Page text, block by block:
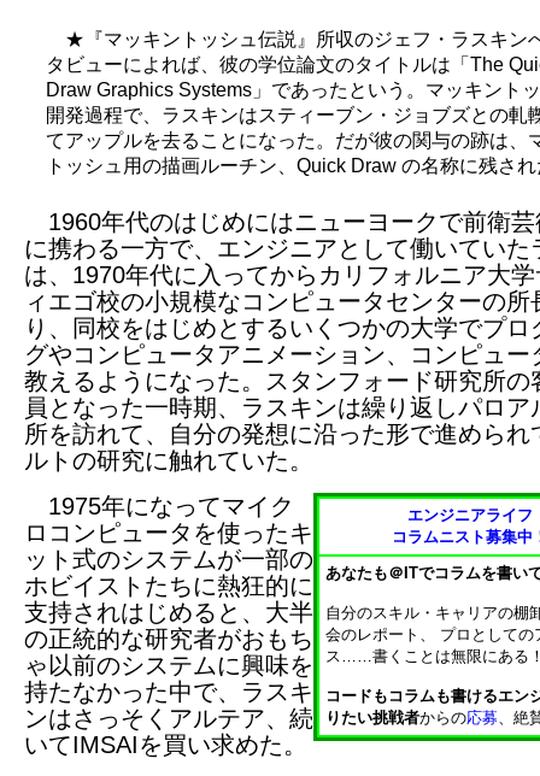
★『マッキントッシュ伝説』所収のジェフ・ラスキン
タビューによれば、彼の学位論文のタイトルは「The
Draw Graphics Systems」であったという。マッキント
開発過程で、ラスキンはスティーブン・ジョブズとの軋
てアップルを去ることになった。だが彼の関与の跡は、
トッシュ用の描画ルーチン、Quick Draw の名称に残さ
1960年代のはじめにはニューヨークで前衛芸
に携わる一方で、エンジニアとして働いていた
は、1970年代に入ってからカリフォルニア大
ィエゴ校の小規模なコンピュータセンターの所
り、同校をはじめとするいくつかの大学でプロ
グやコンピュータアニメーション、コンピュー
教えるようになった。スタンフォード研究所の
員となった一時期、ラスキンは繰り返しパロア
所を訪れて、自分の発想に沿った形で進められ
ルトの研究に触れていた。
エンジニアライフ
コラムニスト募集中
あなたも＠ITでコラムを書い
自分のスキル・キャリアの棚
会のレポート、 プロとしての
ス……書くことは無限にある
コードもコラムも書けるエン
りたい挑戦者からの応募、絶
1975年になってマイク
ロコンピュータを使ったキ
ット式のシステムが一部の
ホビイストたちに熱狂的に
支持されはじめると、大半
の正統的な研究者がおもち
ゃ以前のシステムに興味を
持たなかった中で、ラスキ
ンはさっそくアルテア、続
いてIMSAIを買い求めた。